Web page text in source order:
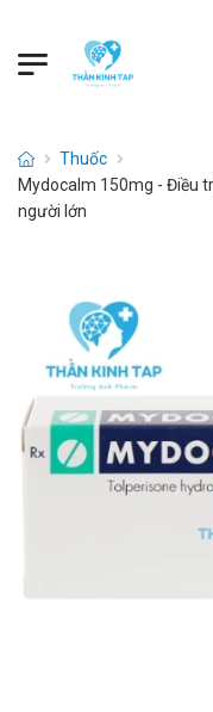
Thuốc
Mydocalm 150mg - Điều
người lớn